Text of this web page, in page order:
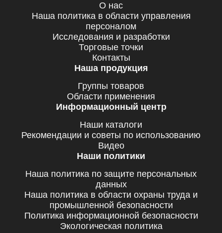
О нас
Наша политика в области управления
персоналом
Исследования и разработки
Торговые точки
Контакты
Наша продукция
Группы товаров
Области применения
Информационный центр
Наши каталоги
Рекомендации и советы по использованию
Видео
Наши политики
Наша политика по защите персональных
данных
Наша политика в области охраны труда и
промышленной безопасности
Политика информационной безопасности
Экологическая политика